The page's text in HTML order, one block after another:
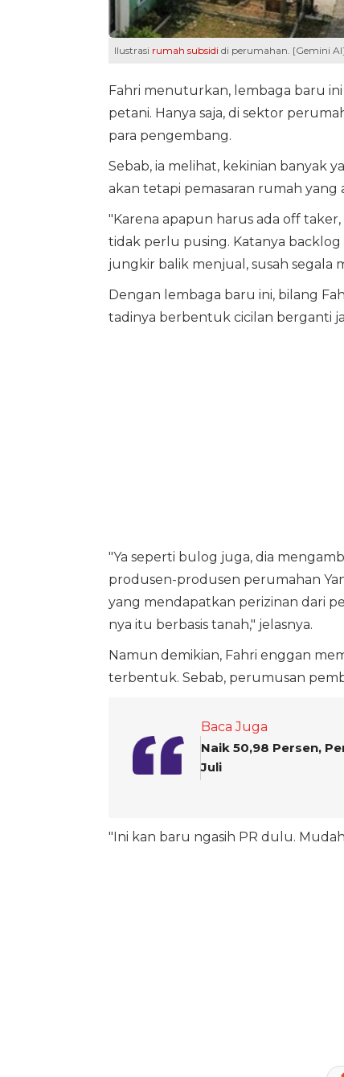
Ilustrasi rumah subsidi di perumahan. [Gemini AI]
Fahri menuturkan, lembaga baru
petani. Hanya saja, di sektor
para pengembang.
Sebab, ia melihat, kekinian banyak
akan tetapi pemasaran rumah yang
"Karena apapun harus ada off
tidak perlu pusing. Katanya backlog
jungkir balik menjual, susah segala
Dengan lembaga baru ini, bilang
tadinya berbentuk cicilan berganti
"Ya seperti bulog juga, dia
produsen-produsen perumahan
yang mendapatkan perizinan dari
nya itu berbasis tanah," jelasnya.
Namun demikian, Fahri enggan
terbentuk. Sebab, perumusan
Baca Juga
Naik 50,98 Persen,
Juli
"Ini kan baru ngasih PR dulu.